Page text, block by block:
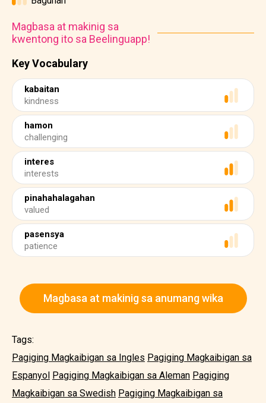
Key Vocabulary
kabaitan
kindness
hamon
challenging
interes
interests
pinahahalagahan
valued
pasensya
patience
Magbasa at makinig sa
kwentong ito sa Beelinguapp!
Magbasa at makinig sa anumang wika
Tags:
Pagiging Magkaibigan sa Ingles Pagiging Magkaibigan sa
Espanyol Pagiging Magkaibigan sa Aleman Pagiging
Magkaibigan sa Swedish Pagiging Magkaibigan sa